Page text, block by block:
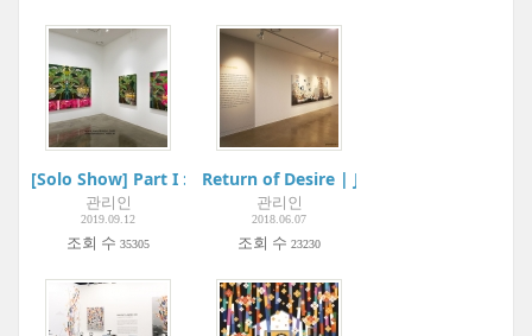
[Solo Show] Part I : 파초(芭蕉) Plantain_ Permanent Blue |
관리인
2019.09.12
조회 수 35305
Return of Desire | Jungnang Art Center
관리인
2018.06.07
조회 수 23230